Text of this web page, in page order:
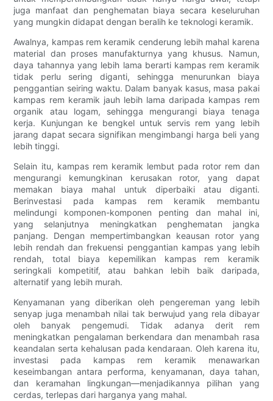
juga manfaat dan penghematan biaya secara keseluruhan
yang mungkin didapat dengan beralih ke teknologi keramik.
Awalnya, kampas rem keramik cenderung lebih mahal karena
material dan proses manufakturnya yang khusus. Namun,
daya tahannya yang lebih lama berarti kampas rem keramik
tidak perlu sering diganti, sehingga menurunkan biaya
penggantian seiring waktu. Dalam banyak kasus, masa pakai
kampas rem keramik jauh lebih lama daripada kampas rem
organik atau logam, sehingga mengurangi biaya tenaga
kerja. Kunjungan ke bengkel untuk servis rem yang lebih
jarang dapat secara signifikan mengimbangi harga beli yang
lebih tinggi.
Selain itu, kampas rem keramik lembut pada rotor rem dan
mengurangi kemungkinan kerusakan rotor, yang dapat
memakan biaya mahal untuk diperbaiki atau diganti.
Berinvestasi pada kampas rem keramik membantu
melindungi komponen-komponen penting dan mahal ini,
yang selanjutnya meningkatkan penghematan jangka
panjang. Dengan mempertimbangkan keausan rotor yang
lebih rendah dan frekuensi penggantian kampas yang lebih
rendah, total biaya kepemilikan kampas rem keramik
seringkali kompetitif, atau bahkan lebih baik daripada,
alternatif yang lebih murah.
Kenyamanan yang diberikan oleh pengereman yang lebih
senyap juga menambah nilai tak berwujud yang rela dibayar
oleh banyak pengemudi. Tidak adanya derit rem
meningkatkan pengalaman berkendara dan menambah rasa
keandalan serta kehalusan pada kendaraan. Oleh karena itu,
investasi pada kampas rem keramik menawarkan
keseimbangan antara performa, kenyamanan, daya tahan,
dan keramahan lingkungan—menjadikannya pilihan yang
cerdas, terlepas dari harganya yang mahal.